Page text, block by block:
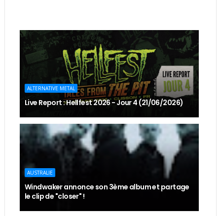
ALTERNATIVE METAL
Live Report : Hellfest 2026 - Jour 4 (21/06/2026)
AUSTRALIE
Windwaker annonce son 3ème album et partage
le clip de "closer" !